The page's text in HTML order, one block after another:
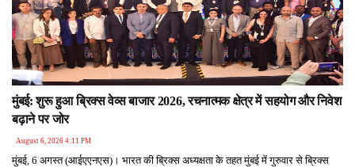
मुंबई: शुरू हुआ ब्रिक्स वेव्स बाजार 2026, रचनात्मक क्षेत्र में सहयोग और निवेश
बढ़ाने पर जोर
August 6, 2026 4:11 PM
मुंबई, 6 अगस्त (आईएएनएस)। भारत की ब्रिक्स अध्यक्षता के तहत मुंबई में गुरुवार से ब्रिक्स